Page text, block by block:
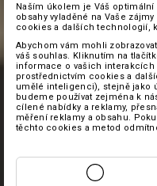
Naším úkolem je Váš optimální
obsahy vyladěné na Vaše
cookies a dalších technologií,
Abychom vám mohli
váš souhlas. Kliknutím na
informace o vašich interakcích
prostřednictvím cookies a
umělé inteligenci), stejně jako
budeme používat zejména k
cílené nabídky a reklamy,
měření reklamy a obsahu.
těchto cookies a metod